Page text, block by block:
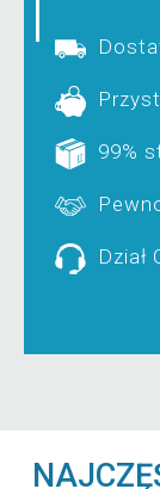
99%
Dział